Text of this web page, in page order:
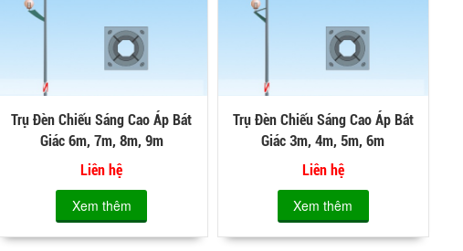
Trụ Đèn Chiếu Sáng Cao Áp Bát
Giác 6m, 7m, 8m, 9m
Liên hệ
Xem thêm
Trụ Đèn Chiếu Sáng Cao Áp Bát
Giác 3m, 4m, 5m, 6m
Liên hệ
Xem thêm